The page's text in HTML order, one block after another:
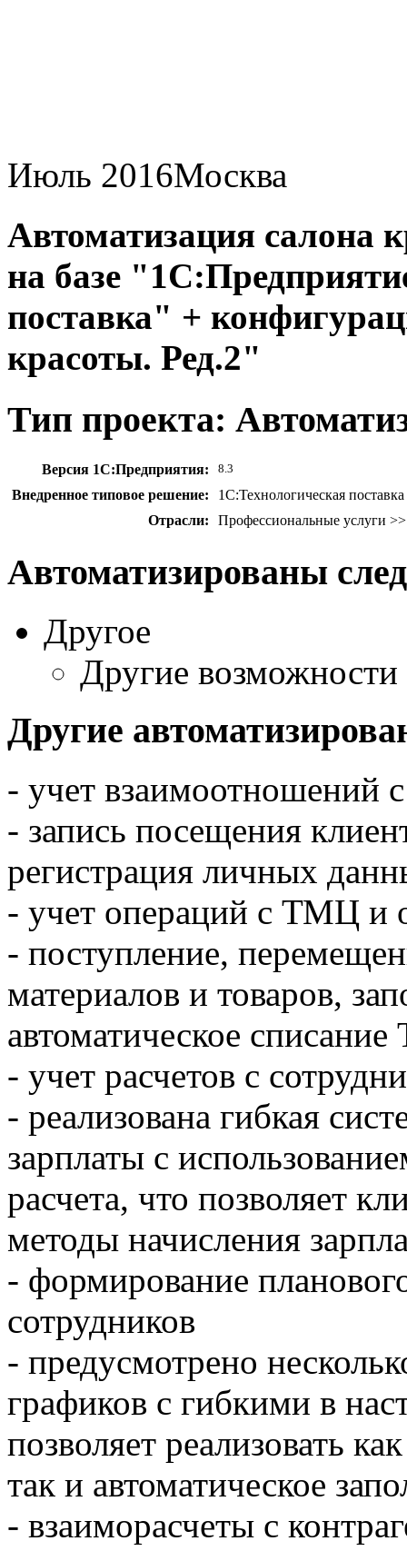
Июль 2016Москва
Автоматизация
на базе
поставка" +
красоты. Ред.2"
Тип проекта:
Версия 1С:Предприятия: 8.3
Внедренное типовое решение:
1С:Технологическая
Отрасли:
Профессиональные услуги
Автоматизированы
Другое
Другие возможности
Другие
- учет взаимоотношений
- запись посещения
регистрация личных
- учет операций с ТМЦ и
- поступление,
материалов и товаров,
автоматическое
- учет расчетов с
- реализована гибкая
зарплаты с
расчета, что позволяет
методы начисления
- формирование
сотрудников
- предусмотрено
графиков с гибкими в
позволяет реализовать
так и автоматическое
- взаиморасчеты с